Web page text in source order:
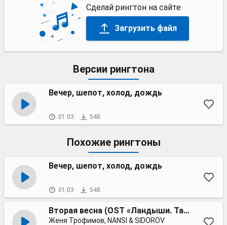
Сделай рингтон на сайте
Загрузить файл
Версии рингтона
Вечер, шепот, холод, дождь
01:03 548
Похожие рингтоны
Вечер, шепот, холод, дождь
01:03 548
Вторая весна (OST «Ландыши. Такая нежная любовь»)
Женя Трофимов, NANSI & SIDOROV